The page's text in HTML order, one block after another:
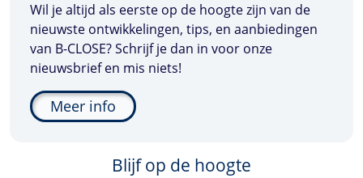
Wil je altijd als eerste op de hoogte zijn van de
nieuwste ontwikkelingen, tips, en aanbiedingen
van B-CLOSE? Schrijf je dan in voor onze
nieuwsbrief en mis niets!
Meer info
Blijf op de hoogte